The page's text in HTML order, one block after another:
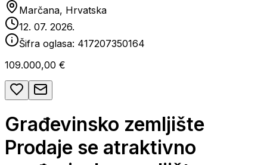
Marčana, Hrvatska
12. 07. 2026.
Šifra oglasa: 417207350164
109.000,00 €
Građevinsko zemljište
Prodaje se atraktivno